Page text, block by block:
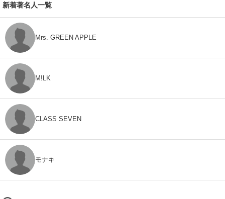
新着著名人一覧
Mrs. GREEN APPLE
M!LK
CLASS SEVEN
モナキ